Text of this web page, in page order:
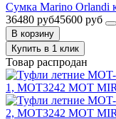
Сумка Marino Orlandi
36480 руб45600 руб
В корзину
Купить в 1 клик
Товар распродан